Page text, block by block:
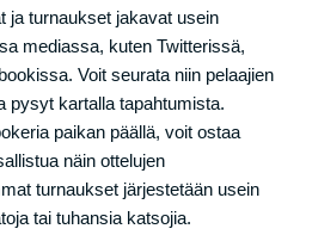
ja turnaukset jakavat usein
mediassa, kuten Twitterissä,
Voit seurata niin pelaajien
pysyt kartalla tapahtumista.
paikan päällä, voit ostaa
näin ottelujen
turnaukset järjestetään usein
tai tuhansia katsojia.